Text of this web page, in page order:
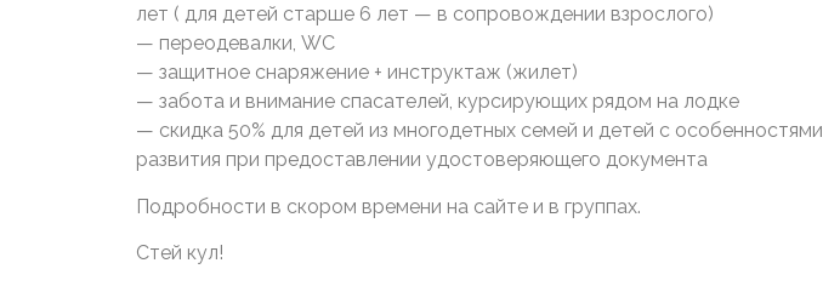
лет ( для детей старше 6 лет — в сопровождении взрослого)
— переодевалки, WC
— защитное снаряжение + инструктаж (жилет)
— забота и внимание спасателей, курсирующих рядом на лодке
— скидка 50% для детей из многодетных семей и детей с особенностями
развития при предоставлении удостоверяющего документа
Подробности в скором времени на сайте и в группах.
Стей кул!